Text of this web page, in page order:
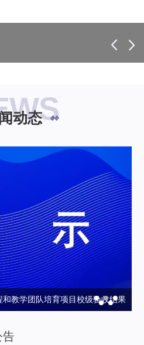
动态
东北烈士纪念馆开展研学暨入团
告